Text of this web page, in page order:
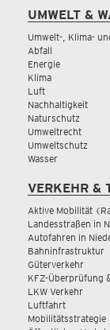
UMWELT &
Umwelt-, Klima-
Abfall
Energie
Klima
Luft
Nachhaltigkeit
Naturschutz
Umweltrecht
Umweltschutz
Wasser
VERKEHR &
Aktive Mobilität
Landesstraßen in
Autofahren in
Bahninfrastruktur
Güterverkehr
KFZ-Überprüfung
LKW Verkehr
Luftfahrt
Mobilitätsstrategie